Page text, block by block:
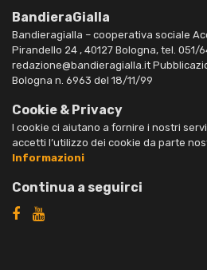
BandieraGialla
Bandieragialla – cooperativa sociale
Pirandello 24 , 40127 Bologna, tel. 051/
redazione@bandieragialla.it
Bologna n. 6963 del 18/11/99
Cookie & Privacy
I cookie ci aiutano a fornire i nostri
accetti l’utilizzo dei cookie da parte
Informazioni
Continua a seguirci